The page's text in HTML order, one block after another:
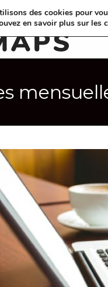
des cookies pour
en savoir plus sur les